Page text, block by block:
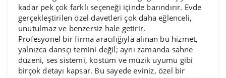
kadar pek çok farklı seçeneği içinde barındırır. Evde
gerçekleştirilen özel davetleri çok daha eğlenceli,
unutulmaz ve benzersiz hale getirir.
Profesyonel bir firma aracılığıyla alınan bu hizmet,
yalnızca dansçı temini değil; aynı zamanda sahne
düzeni, ses sistemi, kostüm ve müzik uyumu gibi
birçok detayı kapsar. Bu sayede eviniz, özel bir